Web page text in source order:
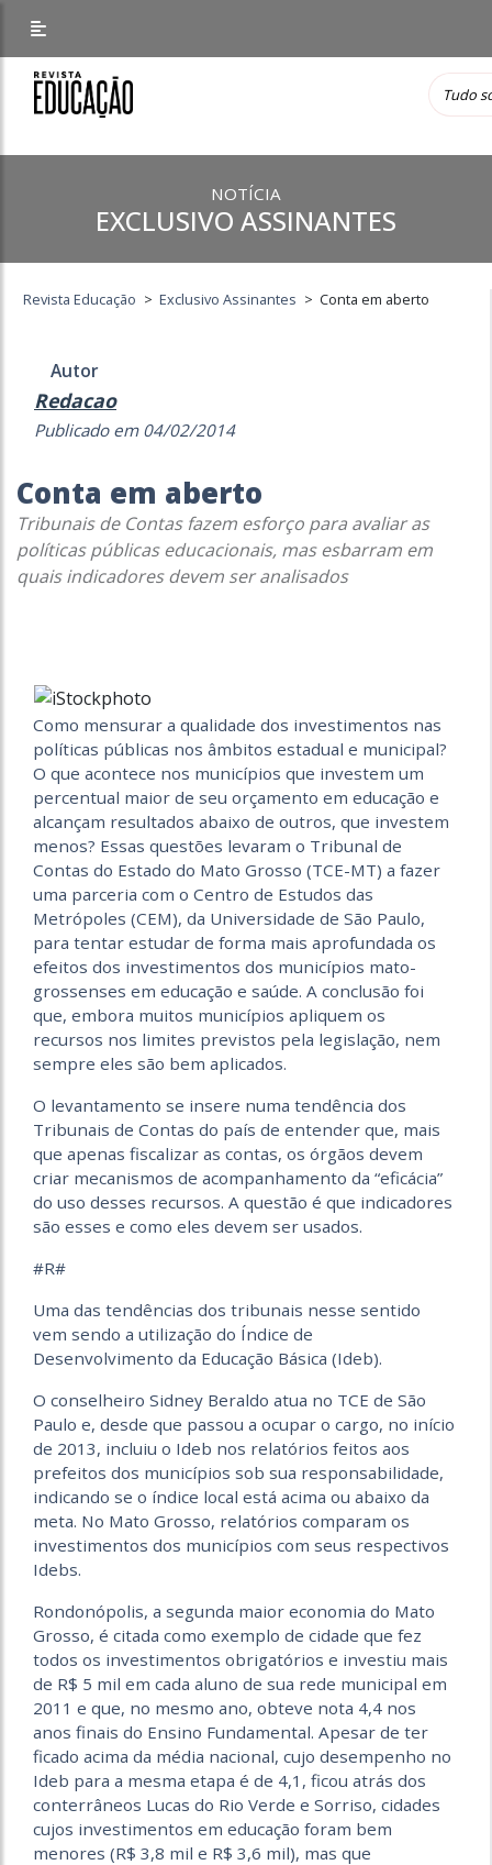
NOTÍCIA
EXCLUSIVO ASSINANTES
Revista Educação > Exclusivo Assinantes > Conta em aberto
Autor
Redacao
Publicado em 04/02/2014
Conta em aberto
Tribunais de Contas fazem esforço para avaliar as
políticas públicas educacionais, mas esbarram em
quais indicadores devem ser analisados
Como mensurar a qualidade dos investimentos nas
políticas públicas nos âmbitos estadual e municipal?
O que acontece nos municípios que investem um
percentual maior de seu orçamento em educação e
alcançam resultados abaixo de outros, que investem
menos? Essas questões levaram o Tribunal de
Contas do Estado do Mato Grosso (TCE-MT) a fazer
uma parceria com o Centro de Estudos das
Metrópoles (CEM), da Universidade de São Paulo,
para tentar estudar de forma mais aprofundada os
efeitos dos investimentos dos municípios mato-
grossenses em educação e saúde. A conclusão foi
que, embora muitos municípios apliquem os
recursos nos limites previstos pela legislação, nem
sempre eles são bem aplicados.
O levantamento se insere numa tendência dos
Tribunais de Contas do país de entender que, mais
que apenas fiscalizar as contas, os órgãos devem
criar mecanismos de acompanhamento da “eficácia”
do uso desses recursos. A questão é que indicadores
são esses e como eles devem ser usados.
#R#
Uma das tendências dos tribunais nesse sentido
vem sendo a utilização do Índice de
Desenvolvimento da Educação Básica (Ideb).
O conselheiro Sidney Beraldo atua no TCE de São
Paulo e, desde que passou a ocupar o cargo, no início
de 2013, incluiu o Ideb nos relatórios feitos aos
prefeitos dos municípios sob sua responsabilidade,
indicando se o índice local está acima ou abaixo da
meta. No Mato Grosso, relatórios comparam os
investimentos dos municípios com seus respectivos
Idebs.
Rondonópolis, a segunda maior economia do Mato
Grosso, é citada como exemplo de cidade que fez
todos os investimentos obrigatórios e investiu mais
de R$ 5 mil em cada aluno de sua rede municipal em
2011 e que, no mesmo ano, obteve nota 4,4 nos
anos finais do Ensino Fundamental. Apesar de ter
ficado acima da média nacional, cujo desempenho no
Ideb para a mesma etapa é de 4,1, ficou atrás dos
conterrâneos Lucas do Rio Verde e Sorriso, cidades
cujos investimentos em educação foram bem
menores (R$ 3,8 mil e R$ 3,6 mil), mas que